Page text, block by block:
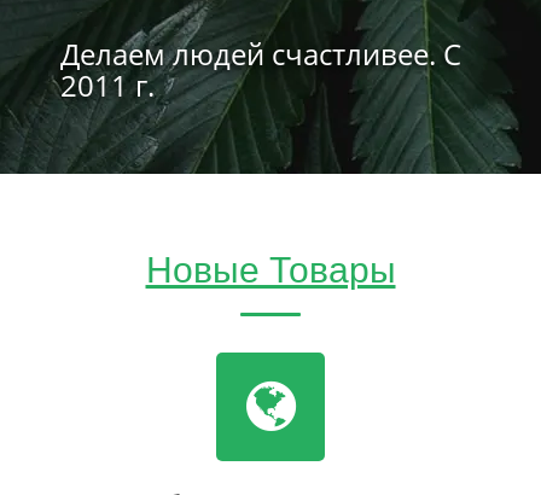
Делаем людей счастливее. С
2011 г.
Новые Товары